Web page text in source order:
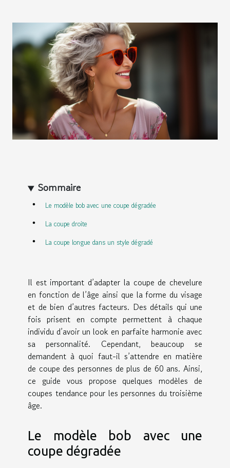
Sommaire
Le modèle bob avec une coupe dégradée
La coupe droite
La coupe longue dans un style dégradé
Il est important d’adapter la coupe de chevelure
en fonction de l’âge ainsi que la forme du visage
et de bien d’autres facteurs. Des détails qui une
fois prisent en compte permettent à chaque
individu d’avoir un look en parfaite harmonie avec
sa personnalité. Cependant, beaucoup se
demandent à quoi faut-il s’attendre en matière
de coupe des personnes de plus de 60 ans. Ainsi,
ce guide vous propose quelques modèles de
coupes tendance pour les personnes du troisième
âge.
Le modèle bob avec une
coupe dégradée